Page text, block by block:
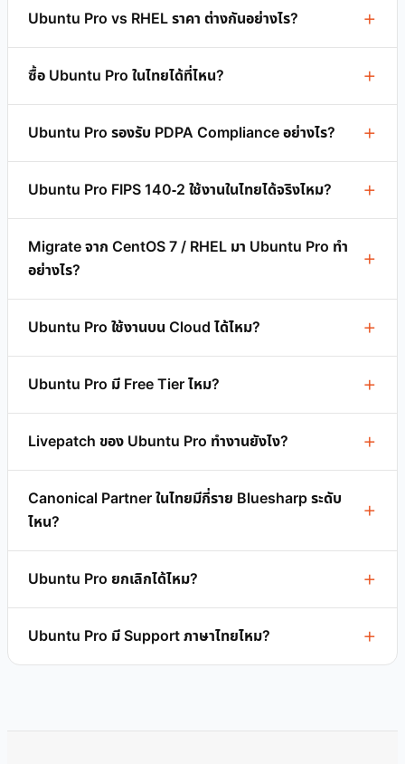
Ubuntu Pro vs RHEL ราคา ต่างกันอย่างไร?
ซื้อ Ubuntu Pro ในไทยได้ที่ไหน?
Ubuntu Pro รองรับ PDPA Compliance อย่างไร?
Ubuntu Pro FIPS 140-2 ใช้งานในไทยได้จริงไหม?
Migrate จาก CentOS 7 / RHEL มา Ubuntu Pro ทำ
อย่างไร?
Ubuntu Pro ใช้งานบน Cloud ได้ไหม?
Ubuntu Pro มี Free Tier ไหม?
Livepatch ของ Ubuntu Pro ทำงานยังไง?
Canonical Partner ในไทยมีกี่ราย Bluesharp ระดับ
ไหน?
Ubuntu Pro ยกเลิกได้ไหม?
Ubuntu Pro มี Support ภาษาไทยไหม?